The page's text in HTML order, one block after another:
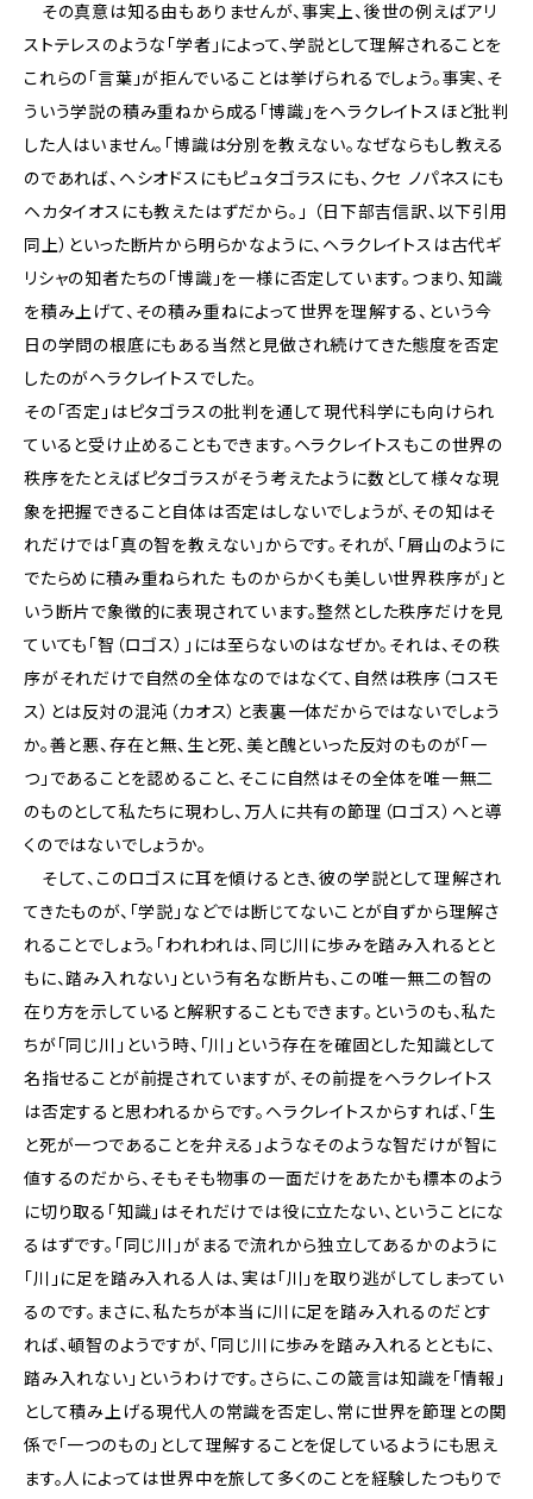
その真意は知る由もありませんが、事実上、後世の例えばアリ
ストテレスのような「学者」によって、学説として理解されることを
これらの「言葉」が拒んでいることは挙げられるでしょう。事実、そ
ういう学説の積み重ねから成る「博識」をヘラクレイトスほど批判
した人はいません。「博識は分別を教えない。なぜならもし教える
のであれば、ヘシオドスにもピュタゴラスにも、クセ ノパネスにも
ヘカタイオスにも教えたはずだから。」 （日下部吉信訳、以下引用
同上）といった断片から明らかなように、ヘラクレイトスは古代ギ
リシャの知者たちの「博識」を一様に否定しています。つまり、知識
を積み上げて、その積み重ねによって世界を理解する、という今
日の学問の根底にもある当然と見做され続けてきた態度を否定
したのがヘラクレイトスでした。
その「否定」はピタゴラスの批判を通して現代科学にも向けられ
ていると受け止めることもできます。ヘラクレイトスもこの世界の
秩序をたとえばピタゴラスがそう考えたように数として様々な現
象を把握できること自体は否定はしないでしょうが、その知はそ
れだけでは「真の智を教えない」からです。それが、「屑山のように
でたらめに積み重ねられた ものからかくも美しい世界秩序が」と
いう断片で象徴的に表現されています。整然とした秩序だけを見
ていても「智（ロゴス）」には至らないのはなぜか。それは、その秩
序がそれだけで自然の全体なのではなくて、自然は秩序（コスモ
ス）とは反対の混沌（カオス）と表裏一体だからではないでしょう
か。善と悪、存在と無、生と死、美と醜といった反対のものが「一
つ」であることを認めること、そこに自然はその全体を唯一無二
のものとして私たちに現わし、万人に共有の節理（ロゴス）へと導
くのではないでしょうか。
そして、このロゴスに耳を傾けるとき、彼の学説として理解され
てきたものが、「学説」などでは断じてないことが自ずから理解さ
れることでしょう。「われわれは、同じ川に歩みを踏み入れるとと
もに、踏み入れない」という有名な断片も、この唯一無二の智の
在り方を示していると解釈することもできます。というのも、私た
ちが「同じ川」という時、「川」という存在を確固とした知識として
名指せることが前提されていますが、その前提をヘラクレイトス
は否定すると思われるからです。ヘラクレイトスからすれば、「生
と死が一つであることを弁える」ようなそのような智だけが智に
値するのだから、そもそも物事の一面だけをあたかも標本のよう
に切り取る「知識」はそれだけでは役に立たない、ということにな
るはずです。「同じ川」がまるで流れから独立してあるかのように
「川」に足を踏み入れる人は、実は「川」を取り逃がしてしまってい
るのです。まさに、私たちが本当に川に足を踏み入れるのだとす
れば、頓智のようですが、「同じ川に歩みを踏み入れるとともに、
踏み入れない」というわけです。さらに、この箴言は知識を「情報」
として積み上げる現代人の常識を否定し、常に世界を節理との関
係で「一つのもの」として理解することを促しているようにも思え
ます。人によっては世界中を旅して多くのことを経験したつもりで